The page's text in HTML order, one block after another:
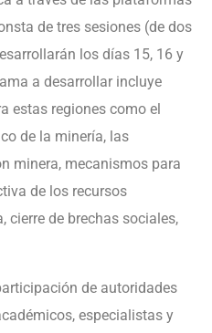
de tres sesiones (de dos
los días 15, 16 y
a desarrollar incluye
estas regiones como el
de la minería, las
minera, mecanismos para
de los recursos
cierre de brechas sociales,
de autoridades
especialistas y